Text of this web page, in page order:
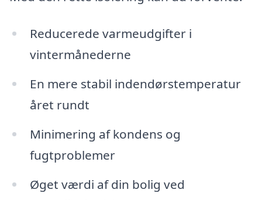
Reducerede varmeudgifter i
vintermånederne
En mere stabil indendørstemperatur
året rundt
Minimering af kondens og
fugtproblemer
Øget værdi af din bolig ved